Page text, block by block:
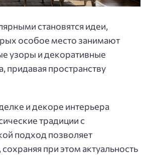
становятся идеи,
особое место занимают
узоры и декоративные
пространству
и декоре интерьера
традиции с
подход позволяет
при этом актуальность